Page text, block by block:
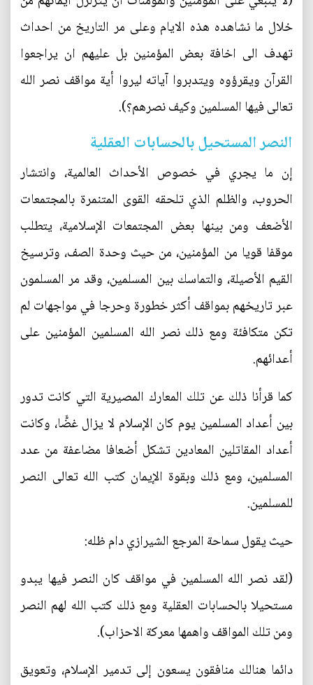
خلال ما نشاهده هذه الايام وعلى مر التاريخ من احداث
تهدف الى اخافة بعض المؤمنين بل عليهم ان يراجعوا
القرآن ويقرؤوه ويتدبروا آياته ليروا أية مواقف نصر الله
تعالى فيها المسلمين وكيف نصرهم؟).
النصر المستحيل بالحسابات العقلية
إن ما يجري في خصوص الأحداث العالمية، وانتشار
الحروب، والظلم الذي تلحقه القوى المتنمرة بالمجتمعات
الأضعف ومن بينها بعض المجتمعات الإسلامية، يتطلب
موقفا قويا من المؤمنين، من حيث وحدة الصف، وترسيخ
القيم الأصيلة، والتماسك بين المسلمين، وقد مر المسلمون
عبر تاريخهم بمواقف أكثر خطورة وحرجا في مواجهات لم
تكن متكافئة ومع ذلك نصر الله المسلمين المؤمنين على
أعدائهم.
كما قرأنا ذلك عن تلك المعارك المصيرية التي كانت تدور
بين أعداد المسلمين يوم كان الإسلام لا يزال غضًّا، وكانت
أعداد المقاتلين المعادين تشكل أضعافا مضاعفة من عدد
المسلمين، ومع ذلك وبقوة الإيمان كتب الله تعالى النصر
للمسلمين.
حيث يقول سماحة المرجع الشيرازي دام ظله:
(لقد نصر الله المسلمين في مواقف كان النصر فيها يبدو
مستحيلا بالحسابات العقلية ومع ذلك كتب الله لهم النصر
ومن تلك المواقف واهمها معركة الاحزاب).
دائما هنالك منافقون يسعون إلى تدمير الإسلام، وتعويق